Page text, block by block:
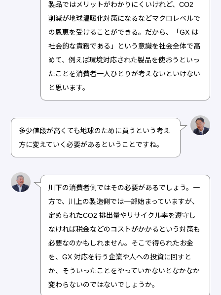
製品ではメリットがわかりにくいけれど、CO2
削減が地球温暖化対策になるなどマクロレベルで
の恩恵を受けることができる。だから、「GX は
社会的な責務である」という意識を社会全体で高
めて、例えば環境対応された製品を使おうといっ
たことを消費者一人ひとりが考えないといけない
と思います。
多少値段が高くても地球のために買うという考え
方に変えていく必要があるということですね。
川下の消費者側ではその必要があるでしょう。一
方で、川上の製造側では一部始まっていますが、
定められたCO2 排出量やリサイクル率を遵守し
なければ税金などのコストがかかるという対策も
必要なのかもしれません。そこで得られたお金
を、GX 対応を行う企業や人への投資に回すと
か、そういったことをやっていかないとなかなか
変わらないのではないでしょうか。